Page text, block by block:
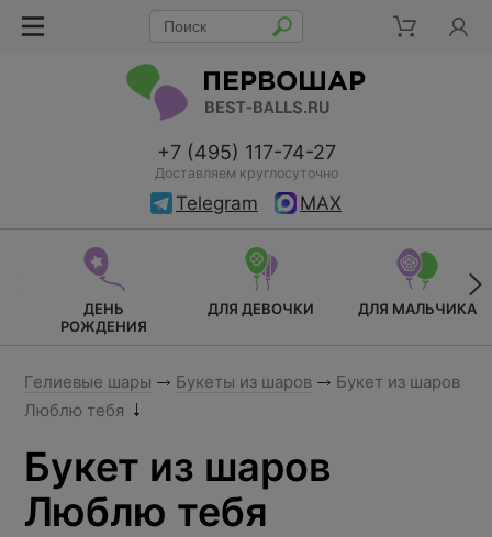
+7 (495) 117-74-27
Доставляем круглосуточно
Telegram MAX
ДЕНЬ
РОЖДЕНИЯ
ДЛЯ ДЕВОЧКИ ДЛЯ МАЛЬЧИКА
Гелиевые шары Букеты из шаров
Букет из шаров
Люблю тебя
Букет из шаров
Люблю тебя